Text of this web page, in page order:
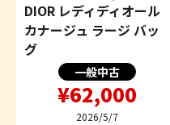
DIOR レディディオール
カナージュ ラージ バッ
グ
一般中古
¥62,000
2026/5/7